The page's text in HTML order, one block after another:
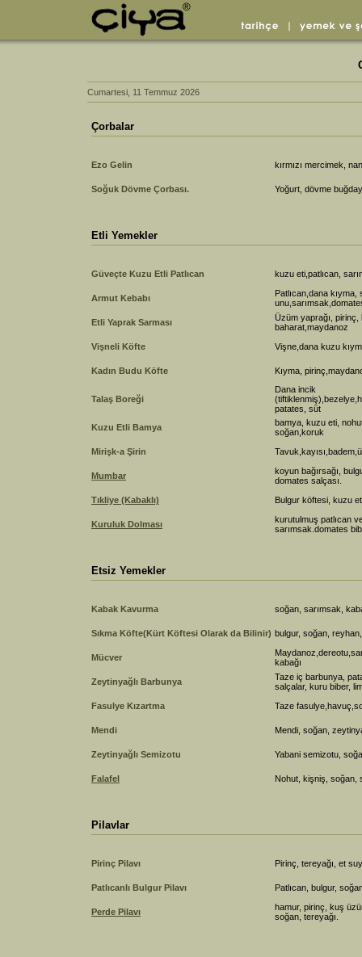
Cumartesi, 11 Temmuz 2026
Çorbalar
Ezo Gelin kırmızı mercimek,
Soğuk Dövme Çorbası. Yoğurt, dövme
Etli Yemekler
Güveçte Kuzu Etli Patlıcan kuzu eti,patlıcan,
Armut Kebabı
Patlıcan,dana kıyma,
Etli Yaprak Sarması
Üzüm yaprağı, pirinç,
baharat,maydanoz
Vişneli Köfte
Vişne,dana kuzu
Kadın Budu Köfte Kıyma,
Talaş Boreği
Dana incik
patates, süt
Kuzu Etli Bamya
bamya, kuzu eti,
soğan,koruk
Mirişk-a Şirin
Mumbar
koyun bağırsağı,
domates salçası.
Tıkliye (Kabaklı)
Bulgur köftesi, kuzu
Kuruluk Dolması
kurutulmuş patlıcan
sarımsak.domates
Etsiz Yemekler
Kabak Kavurma soğan, sarımsak,
Sıkma Köfte(Kürt Köftesi Olarak da Bilinir) bulgur, soğan,
Mücver
kabağı
Zeytinyağlı Barbunya
Taze iç barbunya,
salçalar, kuru biber,
Fasulye Kızartma
Taze
Mendi Mendi, soğan,
Zeytinyağlı Semizotu Yabani semizotu,
Falafel Nohut, kişniş, soğan,
Pilavlar
Pirinç Pilavı Pirinç, tereyağı, et
Patlıcanlı Bulgur Pilavı Patlıcan, bulgur,
Perde Pilavı
hamur, pirinç, kuş
soğan, tereyağı.